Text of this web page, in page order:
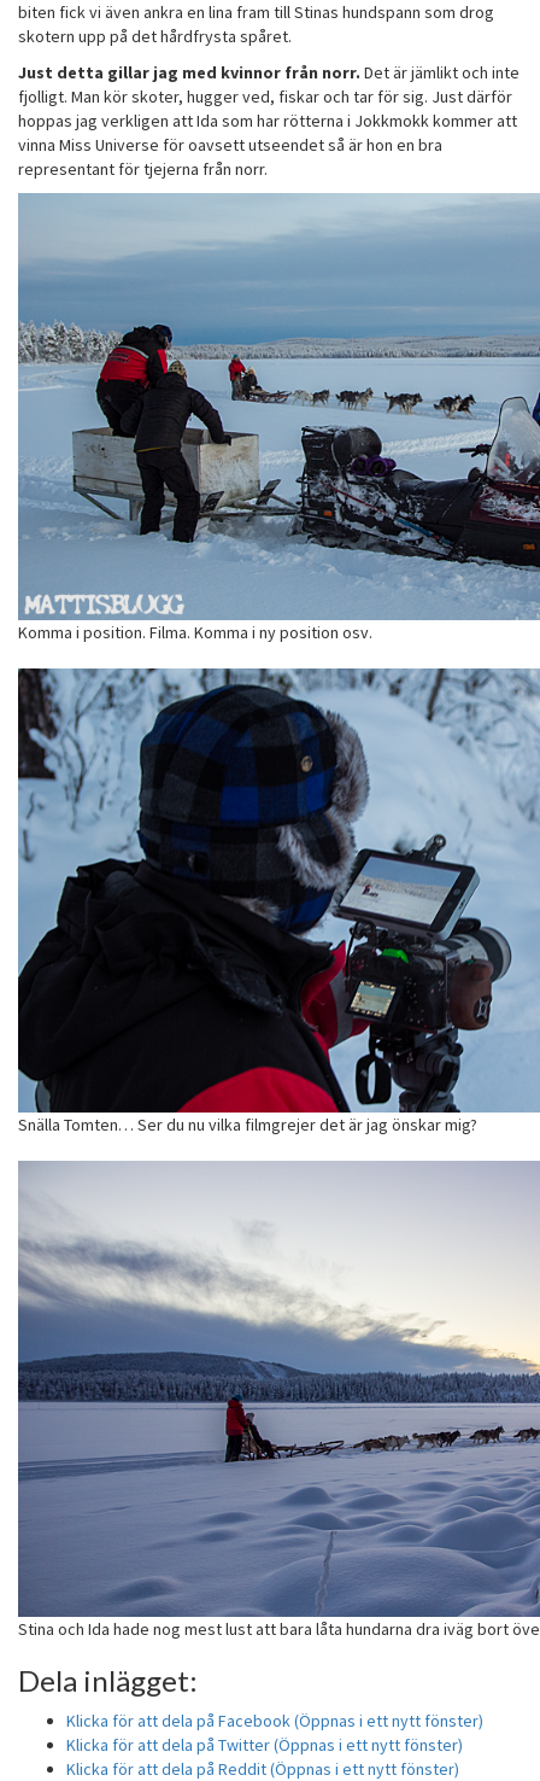
biten fick vi även ankra en lina fram till Stinas hundspann som drog
skotern upp på det hårdfrysta spåret.
Just detta gillar jag med kvinnor från norr. Det är jämlikt och inte
fjolligt. Man kör skoter, hugger ved, fiskar och tar för sig. Just därför
hoppas jag verkligen att Ida som har rötterna i Jokkmokk kommer att
vinna Miss Universe för oavsett utseendet så är hon en bra
representant för tjejerna från norr.
Komma i position. Filma. Komma i ny position osv.
Snälla Tomten… Ser du nu vilka filmgrejer det är jag önskar mig?
Stina och Ida hade nog mest lust att bara låta hundarna dra iväg bort
Dela inlägget:
Klicka för att dela på Facebook (Öppnas i ett nytt fönster)
Klicka för att dela på Twitter (Öppnas i ett nytt fönster)
Klicka för att dela på Reddit (Öppnas i ett nytt fönster)